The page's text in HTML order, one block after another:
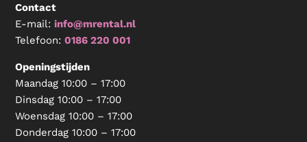
Contact
E-mail:info@mrental.nl
Telefoon:0186 220 001
Openingstijden
Maandag 10:00 – 17:00
Dinsdag 10:00 – 17:00
Woensdag 10:00 – 17:00
Donderdag 10:00 – 17:00